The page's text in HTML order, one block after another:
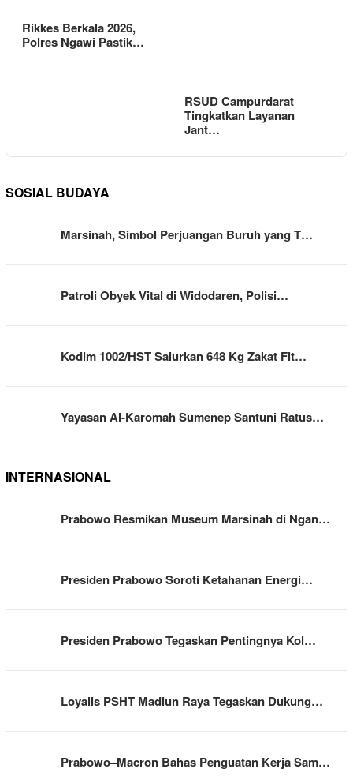
Rikkes Berkala 2026,
Polres Ngawi Pastik…
RSUD Campurdarat
Tingkatkan Layanan
Jant…
SOSIAL BUDAYA
Marsinah, Simbol Perjuangan Buruh yang T…
Patroli Obyek Vital di Widodaren, Polisi…
Kodim 1002/HST Salurkan 648 Kg Zakat Fit…
Yayasan Al-Karomah Sumenep Santuni Ratus…
INTERNASIONAL
Prabowo Resmikan Museum Marsinah di Ngan…
Presiden Prabowo Soroti Ketahanan Energi…
Presiden Prabowo Tegaskan Pentingnya Kol…
Loyalis PSHT Madiun Raya Tegaskan Dukung…
Prabowo–Macron Bahas Penguatan Kerja Sam…